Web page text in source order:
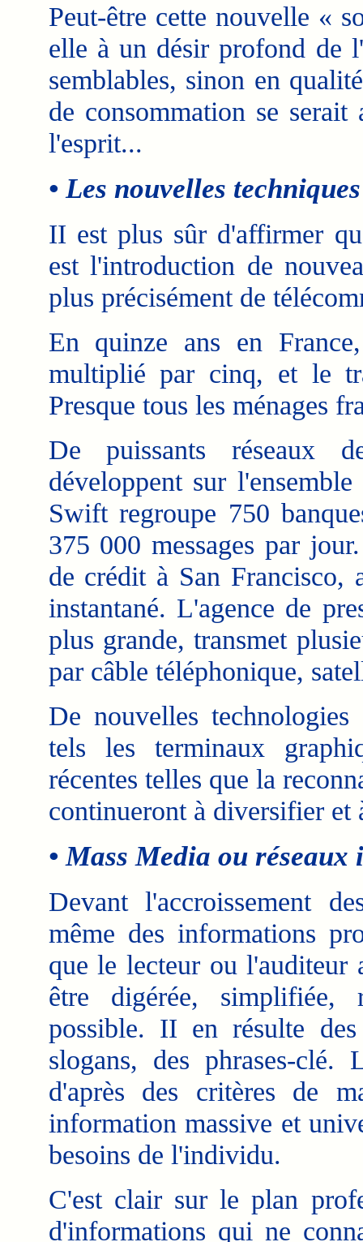
Peut-être cette nouvelle «
elle à un désir profond de
semblables, sinon en
de consommation se
l'esprit...
• Les nouvelles
II est plus sûr d'affirmer
est l'introduction de
plus précisément de
En quinze ans en
multiplié par cinq, et le
Presque tous les ménages
De puissants réseaux
développent sur
Swift regroupe 750
375 000 messages par
de crédit à San
instantané. L'agence de
plus grande, transmet
par câble téléphonique,
De nouvelles
tels les terminaux
récentes telles que la
continueront à diversifier
• Mass Media ou
Devant l'accroissement
même des informations
que le lecteur ou l'auditeur
être digérée, simplifiée,
possible. II en résulte
slogans, des phrases-clé.
d'après des critères de
information massive et
besoins de l'individu.
C'est clair sur le plan
d'informations qui ne